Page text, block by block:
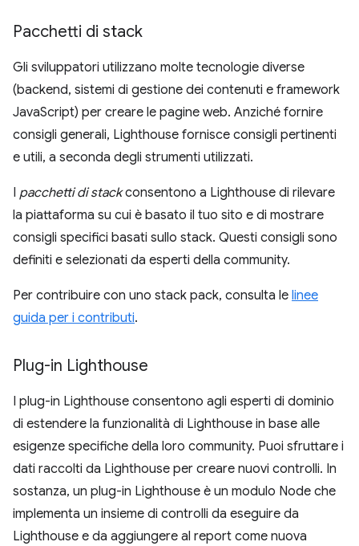
Pacchetti di stack
Gli sviluppatori utilizzano molte tecnologie diverse
(backend, sistemi di gestione dei contenuti e framework
JavaScript) per creare le pagine web. Anziché fornire
consigli generali, Lighthouse fornisce consigli pertinenti
e utili, a seconda degli strumenti utilizzati.
I pacchetti di stackconsentono a Lighthouse di rilevare
la piattaforma su cui è basato il tuo sito e di mostrare
consigli specifici basati sullo stack. Questi consigli sono
definiti e selezionati da esperti della community.
Per contribuire con uno stack pack, consulta le linee
guida per i contributi.
Plug-in Lighthouse
I plug-in Lighthouse consentono agli esperti di dominio
di estendere la funzionalità di Lighthouse in base alle
esigenze specifiche della loro community. Puoi sfruttare i
dati raccolti da Lighthouse per creare nuovi controlli. In
sostanza, un plug-in Lighthouse è un modulo Node che
implementa un insieme di controlli da eseguire da
Lighthouse e da aggiungere al report come nuova